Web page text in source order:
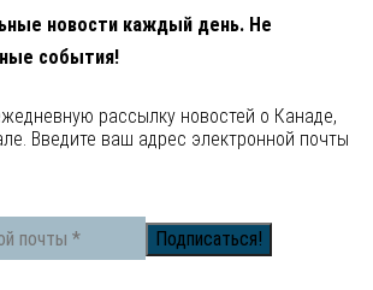
новости каждый день. Не
события!
рассылку новостей о Канаде,
почты